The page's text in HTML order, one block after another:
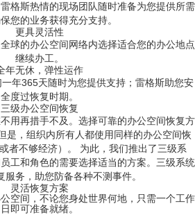
格斯热情的现场团队随时准备为您提供所需
您的业务获得充分支持。
更具灵活性
球的办公空间网络内选择适合您的办公地点
继续办工。
年无休，弹性运作
年365天随时为您提供支持；雷格斯助您安
全度过恢复时期。
三级办公空间恢复
用再措手不及。选择可靠的办公空间恢复方
是，组织内所有人都使用同样的办公空间恢
者不够经济）。 为此，我们推出了三级系
工和角色的需要选择适当的方案。三级系统
服务，助您防备各种不测事件。
灵活恢复方案
空间，不论您身处世界何地，只需一个工作
日即可准备就绪。